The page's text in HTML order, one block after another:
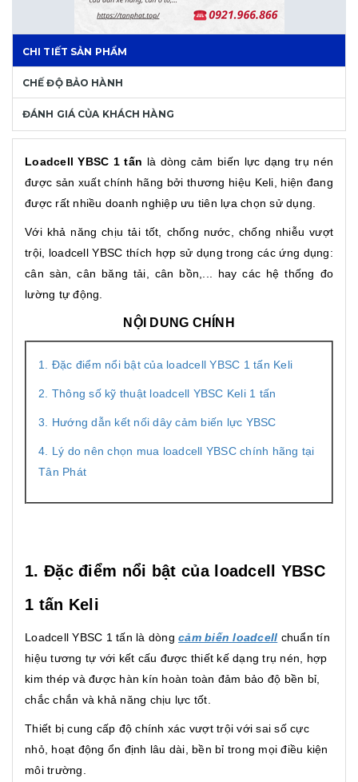
CHI TIẾT SẢN PHẨM
CHẾ ĐỘ BẢO HÀNH
ĐÁNH GIÁ CỦA KHÁCH HÀNG
Loadcell YBSC 1 tấn là dòng cảm biến lực dạng trụ nén
được sản xuất chính hãng bởi thương hiệu Keli, hiện đang
được rất nhiều doanh nghiệp ưu tiên lựa chọn sử dụng.
Với khả năng chịu tải tốt, chống nước, chống nhiễu vượt
trội, loadcell YBSC thích hợp sử dụng trong các ứng dụng:
cân sàn, cân băng tải, cân bồn,... hay các hệ thống đo
lường tự động.
NỘI DUNG CHÍNH
1. Đặc điểm nổi bật của loadcell YBSC 1 tấn Keli
2. Thông số kỹ thuật loadcell YBSC Keli 1 tấn
3. Hướng dẫn kết nối dây cảm biến lực YBSC
4. Lý do nên chọn mua loadcell YBSC chính hãng tại
Tân Phát
1. Đặc điểm nổi bật của loadcell YBSC
1 tấn Keli
Loadcell YBSC 1 tấn là dòng cảm biến loadcell chuẩn tín
hiệu tương tự với kết cấu được thiết kế dạng trụ nén, hợp
kim thép và được hàn kín hoàn toàn đảm bảo độ bền bỉ,
chắc chắn và khả năng chịu lực tốt.
Thiết bị cung cấp độ chính xác vượt trội với sai số cực
nhỏ, hoạt động ổn định lâu dài, bền bỉ trong mọi điều kiện
môi trường.